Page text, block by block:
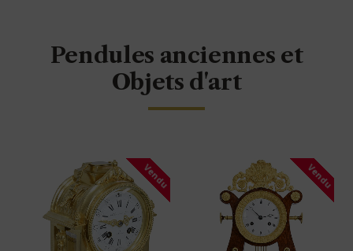
Pendules anciennes et
Objets d'art
Vendu Vendu